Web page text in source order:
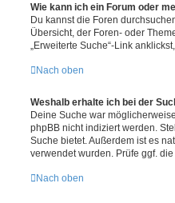
Wie kann ich ein Forum oder
Du kannst die Foren
Übersicht, der Foren- oder
„Erweiterte Suche“-Link
Nach oben
Weshalb erhalte ich bei der
Deine Suche war
phpBB nicht indiziert werden.
Suche bietet. Außerdem ist es
verwendet wurden. Prüfe ggf.
Nach oben